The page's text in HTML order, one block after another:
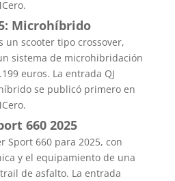
Microhíbrido
un scooter tipo crossover,
sistema de microhibridación
euros. La entrada QJ
se publicó primero en
660 2025
Sport 660 para 2025, con
y el equipamiento de una
de asfalto. La entrada